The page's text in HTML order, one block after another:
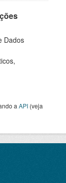
Dados
a API (veja